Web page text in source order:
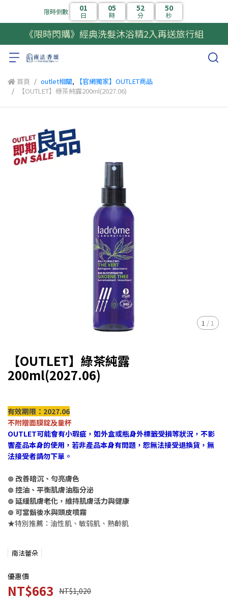
限時倒數 01
日
05
時
52
分
50
秒
《限時閃購》經典洗髮沐浴精2入再送旅行組
首頁 outlet相關,
【官網獨家】OUTLET商品
【OUTLET】綠茶純露200ml(2027.06)
1 / 1
【OUTLET】綠茶純露
200ml(2027.06)
有效期限：2027.06
不附贈面膜錠及量杯
OUTLET可能會有小瑕疵，如外盒或瓶身外標籤受損等狀況，不影
響產品本身的使用，若非產品本身有問題，恕無法接受退換貨，無
法接受者請勿下單。
⊚ 改善暗沉、勻亮膚色
⊚ 控油、平衡肌膚油脂分泌
⊚ 延緩肌膚老化，維持肌膚活力與健康
⊚ 可當鬍後水與頭皮噴霧
★特別推薦：油性肌、敏弱肌、熟齡肌
南法蕾朵
優惠價
NT$663 NT$1,020